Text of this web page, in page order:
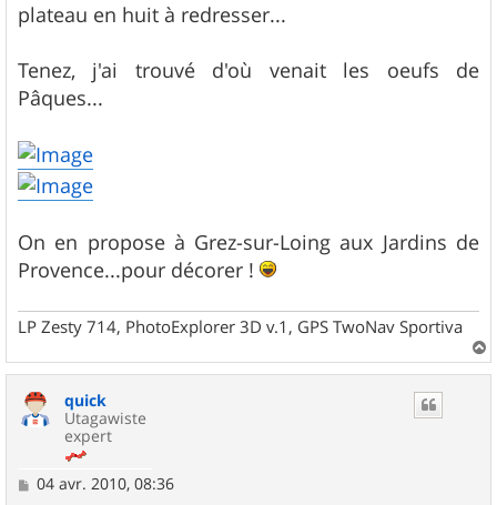
g
e
plateau en huit à redresser...
Tenez, j'ai trouvé d'où venait les oeufs de
Pâques...
On en propose à Grez-sur-Loing aux Jardins de
Provence...pour décorer !
LP Zesty 714, PhotoExplorer 3D v.1, GPS TwoNav Sportiva
a
quick
Utagawiste
expert
M
04 avr. 2010, 08:36